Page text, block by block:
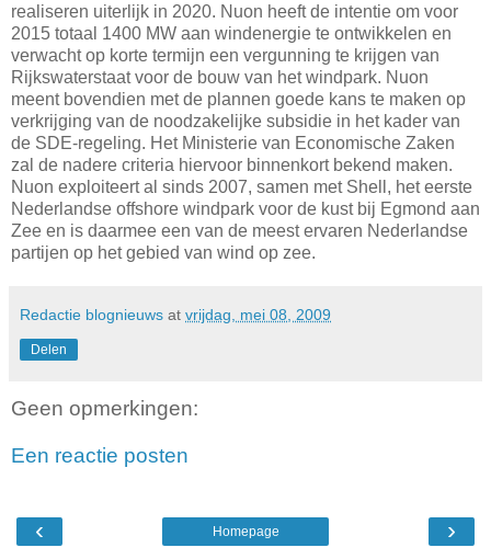
realiseren uiterlijk in 2020. Nuon heeft de intentie om voor
2015 totaal 1400 MW aan windenergie te ontwikkelen en
verwacht op korte termijn een vergunning te krijgen van
Rijkswaterstaat voor de bouw van het windpark. Nuon
meent bovendien met de plannen goede kans te maken op
verkrijging van de noodzakelijke subsidie in het kader van
de SDE-regeling. Het Ministerie van Economische Zaken
zal de nadere criteria hiervoor binnenkort bekend maken.
Nuon exploiteert al sinds 2007, samen met Shell, het eerste
Nederlandse offshore windpark voor de kust bij Egmond aan
Zee en is daarmee een van de meest ervaren Nederlandse
partijen op het gebied van wind op zee.
Redactie blognieuws at vrijdag, mei 08, 2009
Delen
Geen opmerkingen:
Een reactie posten
‹ ›
Homepage